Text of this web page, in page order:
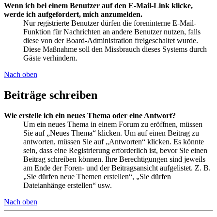
Wenn ich bei einem Benutzer auf den E-Mail-Link klicke,
werde ich aufgefordert, mich anzumelden.
Nur registrierte Benutzer dürfen die foreninterne E-Mail-
Funktion für Nachrichten an andere Benutzer nutzen, falls
diese von der Board-Administration freigeschaltet wurde.
Diese Maßnahme soll den Missbrauch dieses Systems durch
Gäste verhindern.
Nach oben
Beiträge schreiben
Wie erstelle ich ein neues Thema oder eine Antwort?
Um ein neues Thema in einem Forum zu eröffnen, müssen
Sie auf „Neues Thema“ klicken. Um auf einen Beitrag zu
antworten, müssen Sie auf „Antworten“ klicken. Es könnte
sein, dass eine Registrierung erforderlich ist, bevor Sie einen
Beitrag schreiben können. Ihre Berechtigungen sind jeweils
am Ende der Foren- und der Beitragsansicht aufgelistet. Z. B.
„Sie dürfen neue Themen erstellen“, „Sie dürfen
Dateianhänge erstellen“ usw.
Nach oben